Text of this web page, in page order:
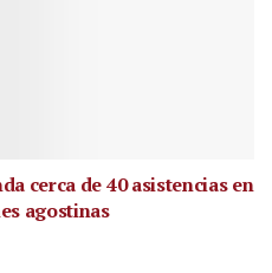
cerca de 40 asistencias en
agostinas